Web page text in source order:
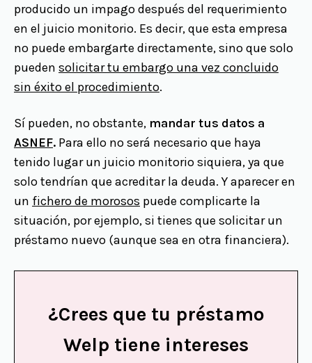
producido un impago después del requerimiento
en el juicio monitorio. Es decir, que esta empresa
no puede embargarte directamente, sino que solo
pueden solicitar tu embargo una vez concluido
sin éxito el procedimiento.
Sí pueden, no obstante, mandar tus datos a
ASNEF. Para ello no será necesario que haya
tenido lugar un juicio monitorio siquiera, ya que
solo tendrían que acreditar la deuda. Y aparecer en
un fichero de morosos puede complicarte la
situación, por ejemplo, si tienes que solicitar un
préstamo nuevo (aunque sea en otra financiera).
¿Crees que tu préstamo
Welp tiene intereses